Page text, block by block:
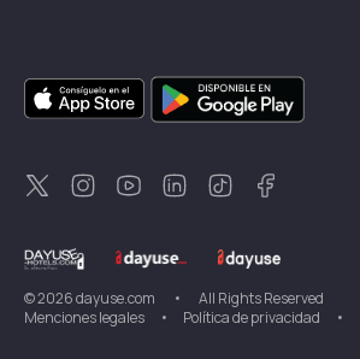
DayuseSingapur
DayuseSuecia
DayuseTailandia
DayuseNueva Zelanda
DayuseTurquía
©2026dayuse.com •
All Rights Reserved
Menciones legales
• Política de privacidad •